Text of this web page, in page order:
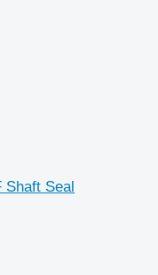
Shaft Seal